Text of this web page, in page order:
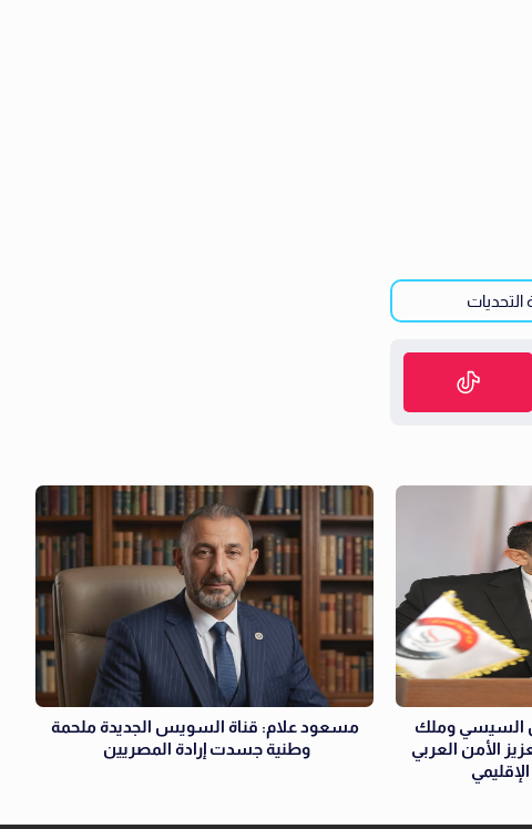
السيسي وملك
الأمن العربي
مسعود علام: قناة السويس الجديدة ملحمة
وطنية جسدت إرادة المصريين